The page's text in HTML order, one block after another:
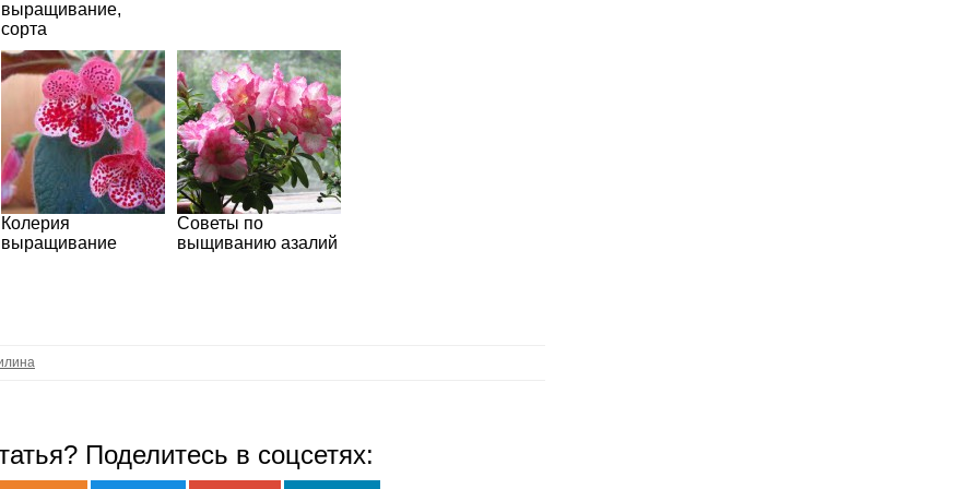
выращивание,
сорта
Колерия
выращивание
Советы по
выщиванию азалий
Поделитесь в соцсетях: